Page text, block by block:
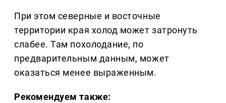
При этом северные и восточные
территории края холод может затронуть
слабее. Там похолодание, по
предварительным данным, может
оказаться менее выраженным.
Рекомендуем также: